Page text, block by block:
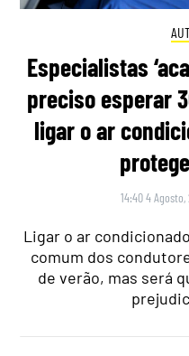
Especialistas
preciso esperar
ligar o ar
14:40 4 Agosto,
Ligar o ar
comum dos
de verão, mas será